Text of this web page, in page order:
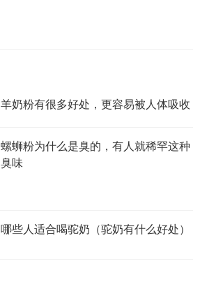
羊奶粉有很多好处，更容易被人体吸收
螺蛳粉为什么是臭的，有人就稀罕这种
臭味
哪些人适合喝驼奶（驼奶有什么好处）